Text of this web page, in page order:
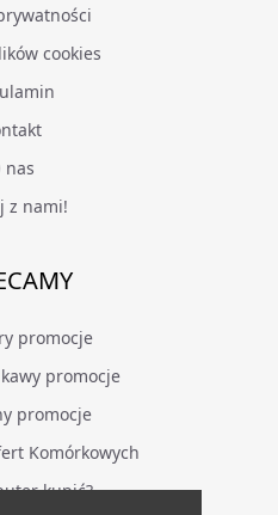
cookies
nas
z nami!
promocje
promocje
promocje
Komórkowych
kupić?